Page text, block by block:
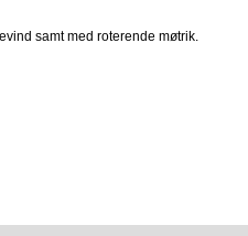
samt med roterende møtrik.